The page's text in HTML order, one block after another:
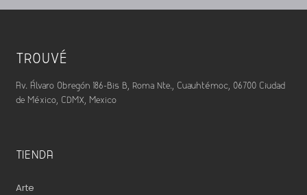
TROUVÉ
Av. Álvaro Obregón 186-Bis B, Roma Nte., Cuauhtémoc, 06700 Ciudad
de México, CDMX, Mexico
TIENDA
Arte